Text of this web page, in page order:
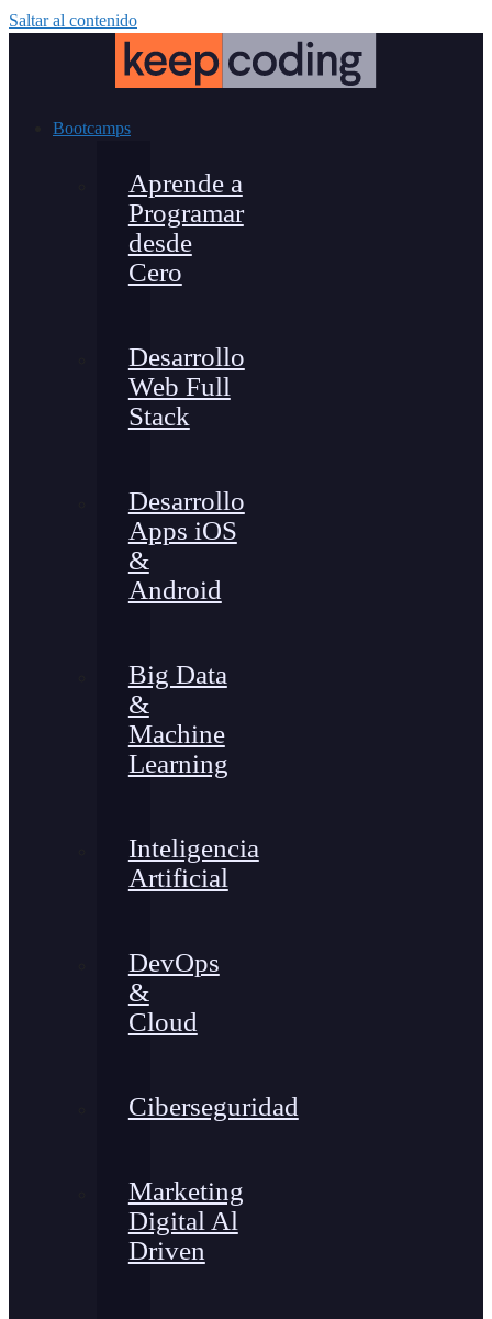
Saltar al contenido
Bootcamps
Aprende a
Programar
desde
Cero
Desarrollo
Web Full
Stack
Desarrollo
Apps iOS
&
Android
Big Data
&
Machine
Learning
Inteligencia
Artificial
DevOps
&
Cloud
Ciberseguridad
Marketing
Digital Al
Driven